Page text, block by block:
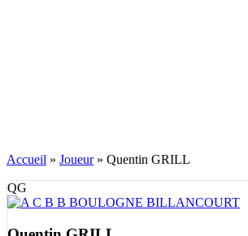
Accueil » Joueur» Quentin GRILL
QG